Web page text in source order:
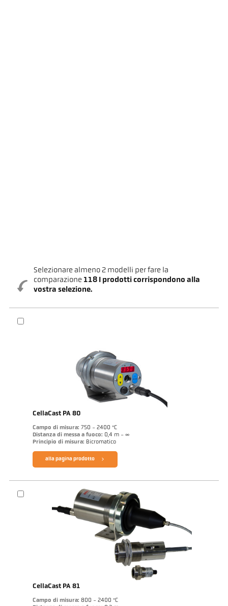
Selezionare almeno 2 modelli per fare la
comparazione 118I prodotti corrispondono alla
vostra selezione.
CellaCast PA 80
Campo di misura: 750 - 2400 °C
Distanza di messa a fuoco: 0,4 m - ∞
Principio di misura: Bicromatico
alla pagina prodotto
CellaCast PA 81
Campo di misura: 800 - 2400 °C